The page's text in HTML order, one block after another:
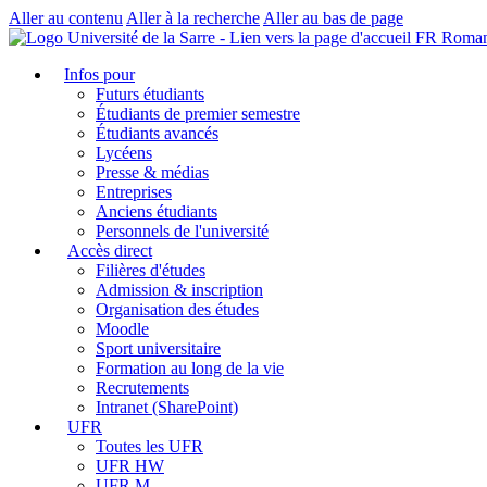
Aller au contenu Aller à la recherche Aller au bas de page
FR
Infos pour
Futurs étudiants
Étudiants de premier semestre
Étudiants avancés
Lycéens
Presse & médias
Entreprises
Anciens étudiants
Personnels de l'université
Accès direct
Filières d'études
Admission & inscription
Organisation des études
Moodle
Sport universitaire
Formation au long de la vie
Recrutements
Intranet (SharePoint)
UFR
Toutes les UFR
UFR HW